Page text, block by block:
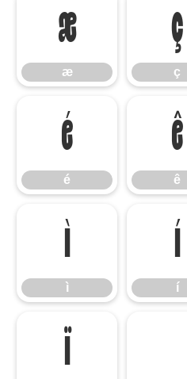
æ
æ
ç
ç
é
é
ê
ê
ì
ì
í
í
ï